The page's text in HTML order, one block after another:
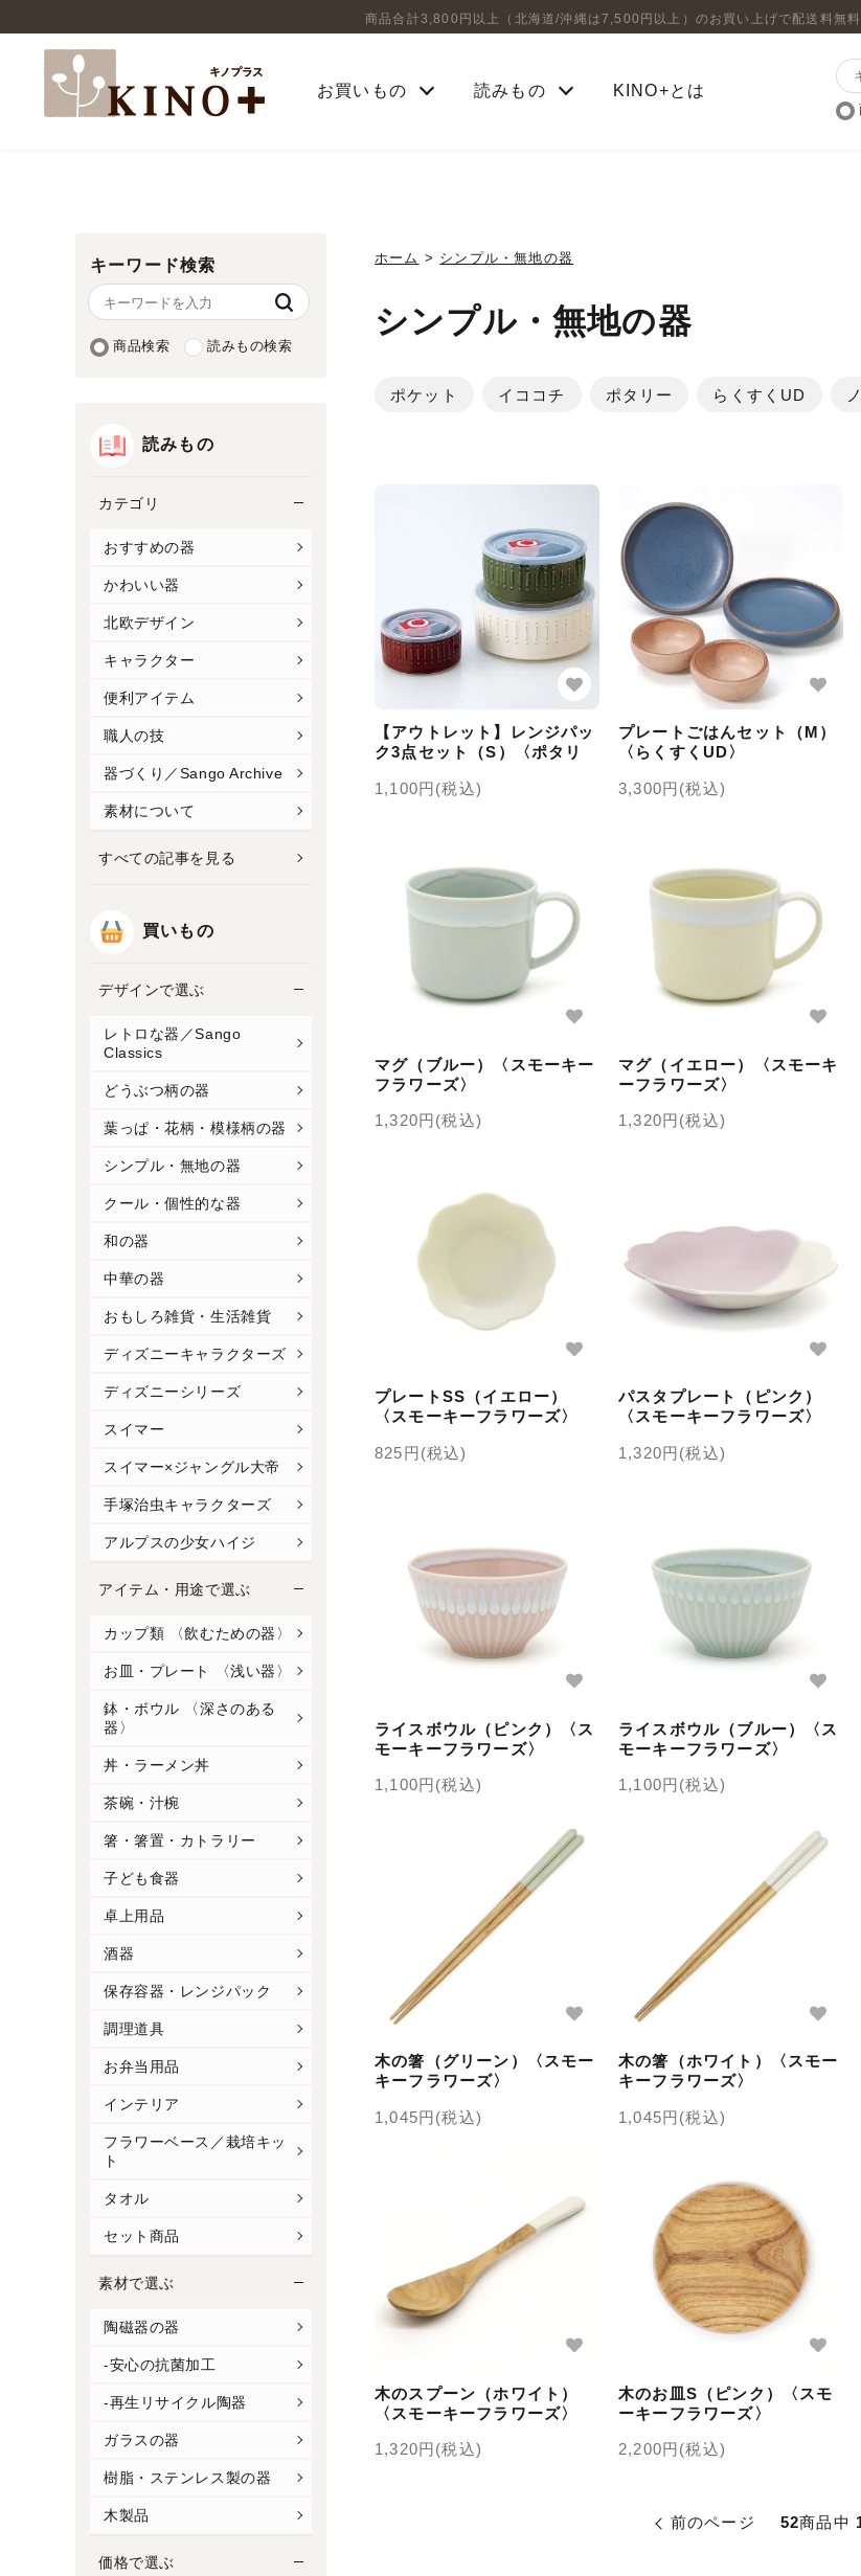
商品合計3,800円以上（北海道/沖縄は7,500円以上）のお買い上げで配送料無料
お買いもの 読みもの KINO+とは
キーワード検索
商品検索 読みもの検索
読みもの
カテゴリ
おすすめの器
かわいい器
北欧デザイン
キャラクター
便利アイテム
職人の技
器づくり／Sango Archive
素材について
すべての記事を見る
買いもの
デザインで選ぶ
レトロな器／Sango
Classics
どうぶつ柄の器
葉っぱ・花柄・模様柄の器
シンプル・無地の器
クール・個性的な器
和の器
中華の器
おもしろ雑貨・生活雑貨
ディズニーキャラクターズ
ディズニーシリーズ
スイマー
スイマー×ジャングル大帝
手塚治虫キャラクターズ
アルプスの少女ハイジ
アイテム・用途で選ぶ
カップ類 〈飲むための器〉
お皿・プレート 〈浅い器〉
鉢・ボウル 〈深さのある
器〉
丼・ラーメン丼
茶碗・汁椀
箸・箸置・カトラリー
子ども食器
卓上用品
酒器
保存容器・レンジパック
調理道具
お弁当用品
インテリア
フラワーベース／栽培キッ
ト
タオル
セット商品
素材で選ぶ
陶磁器の器
-安心の抗菌加工
-再生リサイクル陶器
ガラスの器
樹脂・ステンレス製の器
木製品
価格で選ぶ
ホーム > シンプル・無地の器
シンプル・無地の器
ポケット イココチ ポタリー らくすくUD
【アウトレット】レンジパッ
ク3点セット（S）〈ポタリ
1,100円(税込)
プレートごはんセット（M）
〈らくすくUD〉
3,300円(税込)
マグ（ブルー）〈スモーキー
フラワーズ〉
1,320円(税込)
マグ（イエロー）〈スモーキ
ーフラワーズ〉
1,320円(税込)
プレートSS（イエロー）
〈スモーキーフラワーズ〉
825円(税込)
パスタプレート（ピンク）
〈スモーキーフラワーズ〉
1,320円(税込)
ライスボウル（ピンク）〈ス
モーキーフラワーズ〉
1,100円(税込)
ライスボウル（ブルー）〈ス
モーキーフラワーズ〉
1,100円(税込)
木の箸（グリーン）〈スモー
キーフラワーズ〉
1,045円(税込)
木の箸（ホワイト）〈スモー
キーフラワーズ〉
1,045円(税込)
木のスプーン（ホワイト）
〈スモーキーフラワーズ〉
1,320円(税込)
木のお皿S（ピンク）〈スモ
ーキーフラワーズ〉
2,200円(税込)
前のページ 52商品中